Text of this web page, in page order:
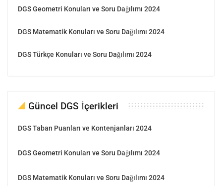
DGS Geometri Konuları ve Soru Dağılımı 2024
DGS Matematik Konuları ve Soru Dağılımı 2024
DGS Türkçe Konuları ve Soru Dağılımı 2024
Güncel DGS İçerikleri
DGS Taban Puanları ve Kontenjanları 2024
DGS Geometri Konuları ve Soru Dağılımı 2024
DGS Matematik Konuları ve Soru Dağılımı 2024